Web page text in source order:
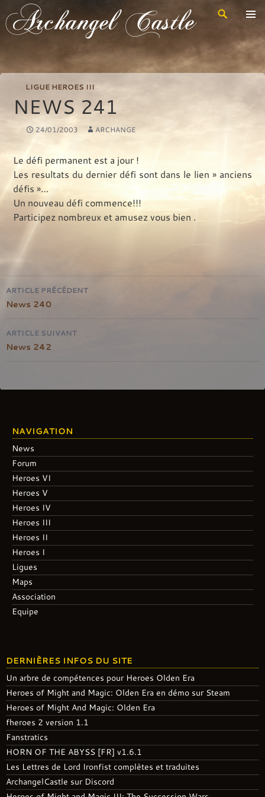
Archangel Castle
Recherche
Aller
contenu
principal
LIGUE HEROES III
NEWS 241
24/01/2003 ARCHANGE
Le défi permanent est a jour !
Les resultats du dernier défi sont dans le lien » anciens
défis »…
Un nouveau défi commence!!!
Participez nombreux et amusez vous bien .
Navigation
de
l'article
ARTICLE PRÉCÉDENT
News 240
ARTICLE SUIVANT
News 242
NAVIGATION
News
Forum
Heroes VI
Heroes V
Heroes IV
Heroes III
Heroes II
Heroes I
Ligues
Maps
Association
Equipe
DERNIÈRES INFOS DU SITE
Un arbre de compétences pour Heroes Olden Era
Heroes of Might and Magic: Olden Era en démo sur Steam
Heroes of Might And Magic: Olden Era
fheroes 2 version 1.1
Fanstratics
HORN OF THE ABYSS [FR] v1.6.1
Les Lettres de Lord Ironfist complètes et traduites
ArchangelCastle sur Discord